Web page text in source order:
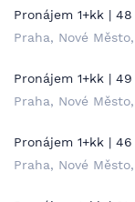
Pronájem 1+kk |
Praha, Nové
Pronájem 1+kk |
Praha, Nové
Pronájem 1+kk |
Praha, Nové